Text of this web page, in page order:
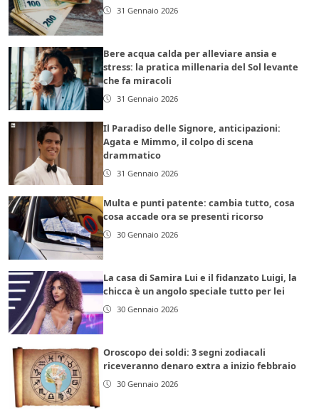
31 Gennaio 2026
Bere acqua calda per alleviare ansia e
stress: la pratica millenaria del Sol levante
che fa miracoli
31 Gennaio 2026
Il Paradiso delle Signore, anticipazioni:
Agata e Mimmo, il colpo di scena
drammatico
31 Gennaio 2026
Multa e punti patente: cambia tutto, cosa
cosa accade ora se presenti ricorso
30 Gennaio 2026
La casa di Samira Lui e il fidanzato Luigi, la
chicca è un angolo speciale tutto per lei
30 Gennaio 2026
Oroscopo dei soldi: 3 segni zodiacali
riceveranno denaro extra a inizio febbraio
30 Gennaio 2026